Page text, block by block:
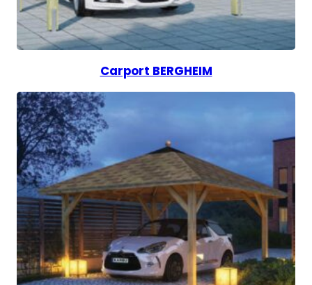
Carport BERGHEIM